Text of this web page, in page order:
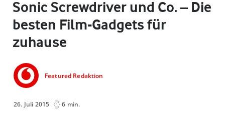
Sonic Screwdriver und Co. – Die
besten Film-Gadgets für
zuhause
Featured Redaktion
26. Juli 2015 6 min.